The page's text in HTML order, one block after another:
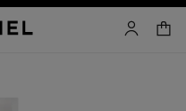
cuenta